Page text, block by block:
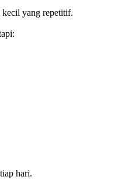
kecil yang repetitif.
hari.